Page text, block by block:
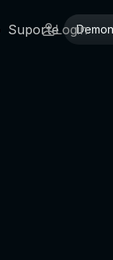
SuporteLogin